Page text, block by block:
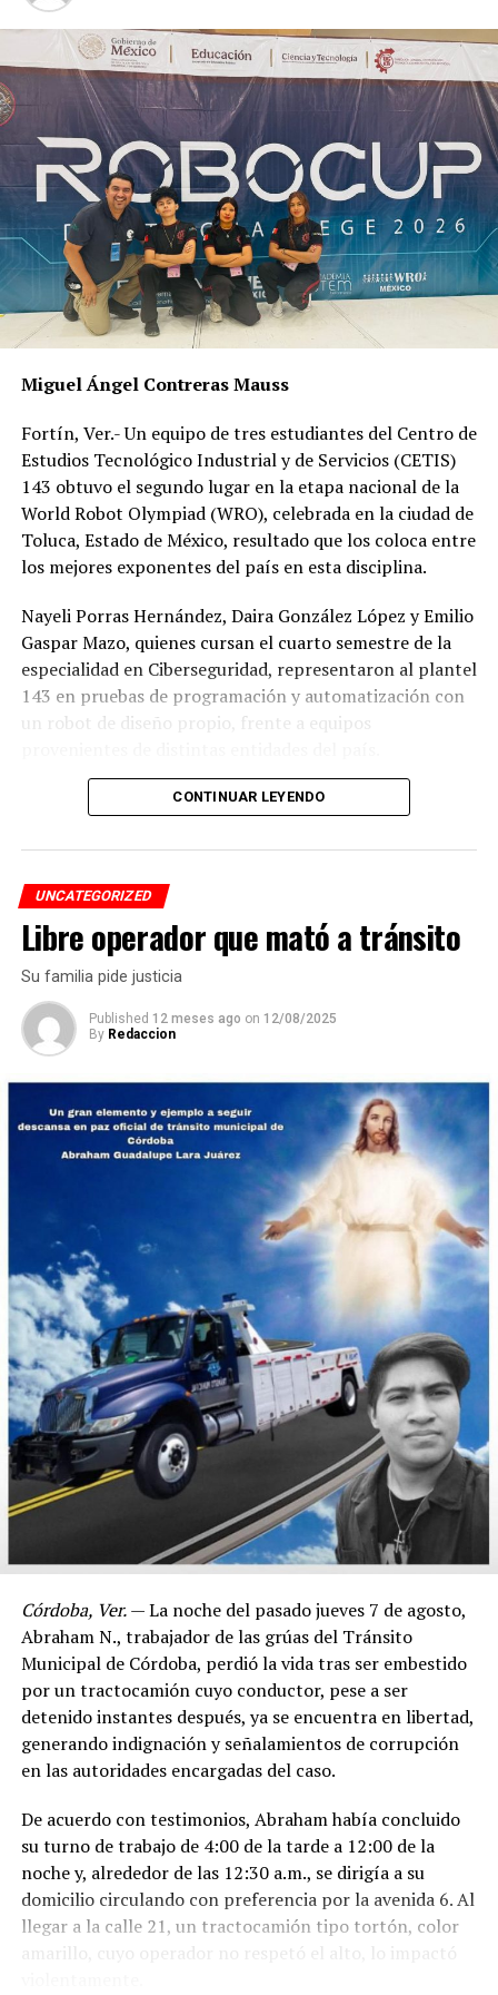
cambio al minuto 76, pero no pudieron darle
profundidad al cuadro nacional.
El equipo que presentó Mónica estuvo lejos de tener la
eficiencia del sábado pasado cuando vencieron a Costa
Rica por 3-1.
(Con información de Reforma)
RELATED TOPICS:
DESPUÉS
Golea el Bayern
ANTES
Miguel Ángel Contreras Mauss
Fortín, Ver.- Un equipo de tres estudiantes del Centro de
Estudios Tecnológico Industrial y de Servicios (CETIS)
143 obtuvo el segundo lugar en la etapa nacional de la
World Robot Olympiad (WRO), celebrada en la ciudad de
Toluca, Estado de México, resultado que los coloca entre
los mejores exponentes del país en esta disciplina.
Nayeli Porras Hernández, Daira González López y Emilio
Gaspar Mazo, quienes cursan el cuarto semestre de la
especialidad en Ciberseguridad, representaron al plantel
143 en pruebas de programación y automatización con
un robot de diseño propio, frente a equipos
El desempeño mostrado por los jóvenes les permitió
tendrá lugar los días 5 y 6 de septiembre en Cancún,
Quintana Roo.
De obtener resultados favorables en esa etapa, el equipo
tendría la posibilidad de representar a México en la final
internacional de la WRO, que se efectuará en Costa Rica.
CONTINUAR LEYENDO
UNCATEGORIZED
Libre operador que mató a tránsito
Su familia pide justicia
Published 12 meses ago on 12/08/2025
By Redaccion
Córdoba, Ver.— La noche del pasado jueves 7 de agosto,
Abraham N., trabajador de las grúas del Tránsito
Municipal de Córdoba, perdió la vida tras ser embestido
por un tractocamión cuyo conductor, pese a ser
detenido instantes después, ya se encuentra en libertad,
generando indignación y señalamientos de corrupción
en las autoridades encargadas del caso.
De acuerdo con testimonios, Abraham había concluido
su turno de trabajo de 4:00 de la tarde a 12:00 de la
noche y, alrededor de las 12:30 a.m., se dirigía a su
domicilio circulando con preferencia por la avenida 6. Al
llegar a la calle 21, un tractocamión tipo tortón, color
amarillo, cuyo operador no respetó el alto, lo impactó